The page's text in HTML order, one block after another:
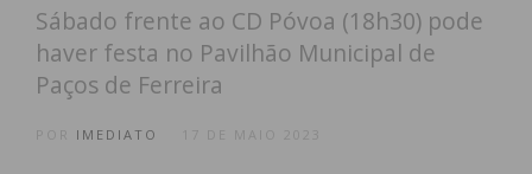
Sábado frente ao CD Póvoa (18h30) pode
haver festa no Pavilhão Municipal de
Paços de Ferreira
IMEDIATO 17 DE MAIO 2023